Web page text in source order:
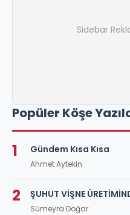
Sidebar
Popüler Köşe
1 Gündem Kısa Kısa
Ahmet Aytekin
2 ŞUHUT VİŞNE
Sümeyra Doğar